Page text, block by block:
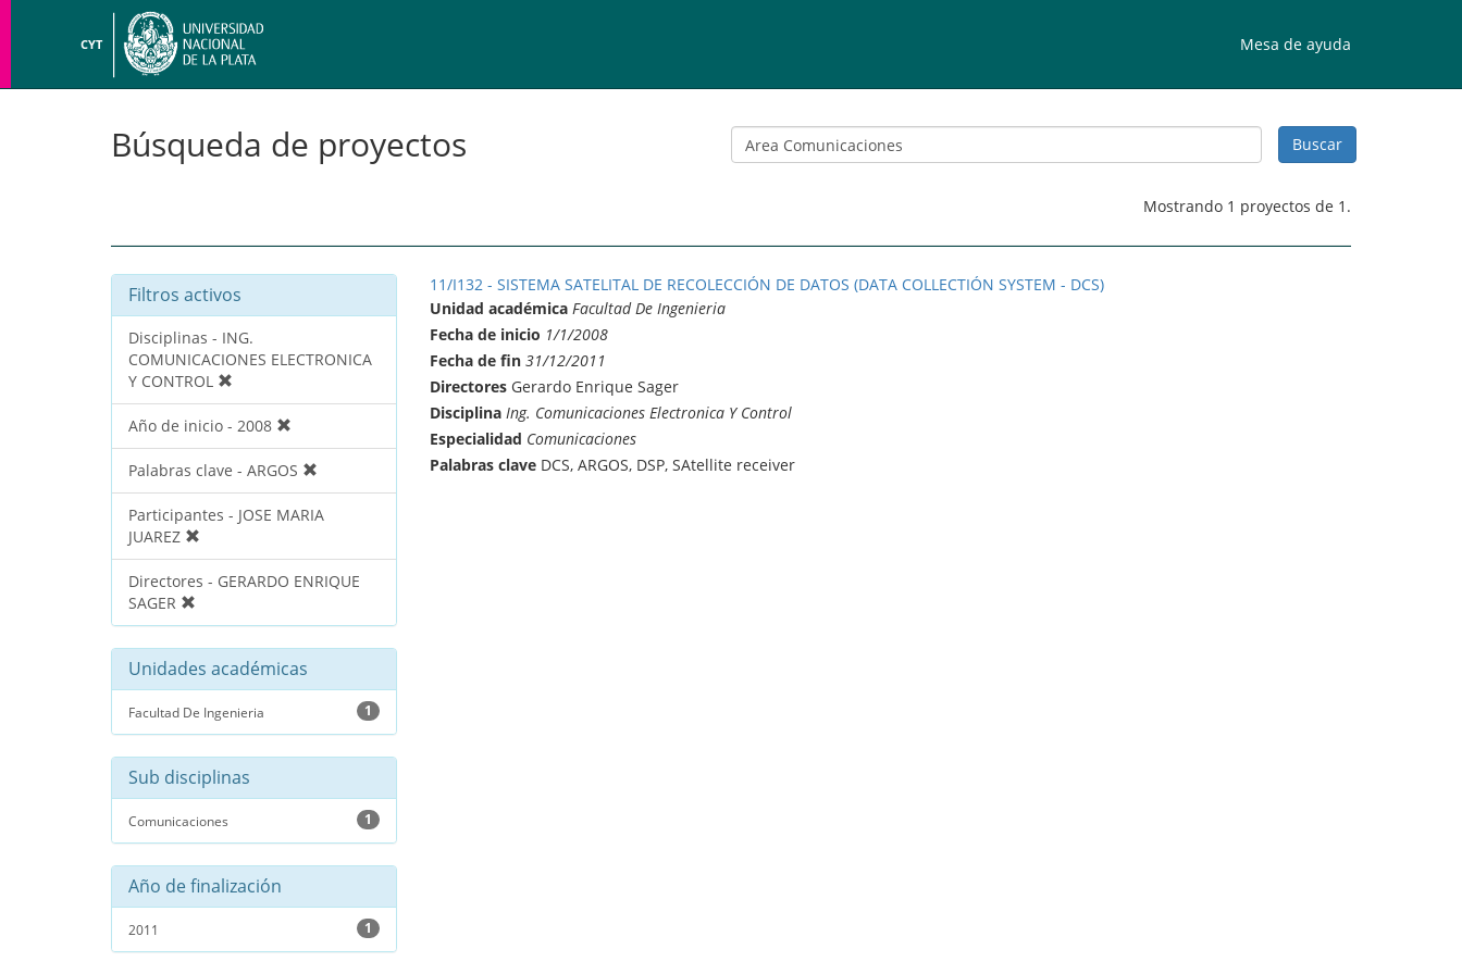
CYT Mesa de ayuda
Búsqueda de proyectos
Mostrando 1 proyectos de 1.
Filtros activos
Disciplinas - ING.
COMUNICACIONES ELECTRONICA
Y CONTROL
Año de inicio - 2008
Palabras clave - ARGOS
Participantes - JOSE MARIA
JUAREZ
Directores - GERARDO ENRIQUE
SAGER
Unidades académicas
Facultad De Ingenieria 1
Sub disciplinas
Comunicaciones 1
Año de finalización
2011 1
11/I132 - SISTEMA SATELITAL DE RECOLECCIÓN DE DATOS (DATA COLLECTIÓN SYSTEM - DCS)
Unidad académica Facultad De Ingenieria
Fecha de inicio 1/1/2008
Fecha de fin 31/12/2011
DirectoresGerardo Enrique Sager
Disciplina Ing. Comunicaciones Electronica Y Control
Especialidad Comunicaciones
Palabras claveDCS, ARGOS, DSP, SAtellite receiver